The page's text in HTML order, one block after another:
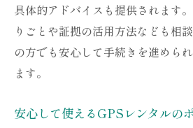
具体的アドバイスも提供されます
りごとや証拠の活用方法なども相
の方でも安心して手続きを進めら
ます。
安心して使えるGPSレンタルの